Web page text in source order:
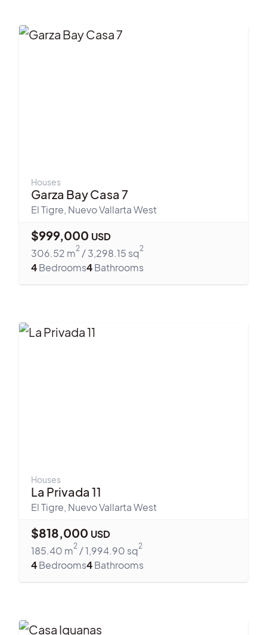
Houses
Garza Bay Casa 7
El Tigre Nuevo Vallarta West
$999,000 USD
306.52
2 /3,298.15 2
4 Bedrooms 4 Bathrooms
Houses
La Privada 11
El Tigre Nuevo Vallarta West
$818,000 USD
185.40
2 /1,994.90 2
4 Bedrooms 4 Bathrooms